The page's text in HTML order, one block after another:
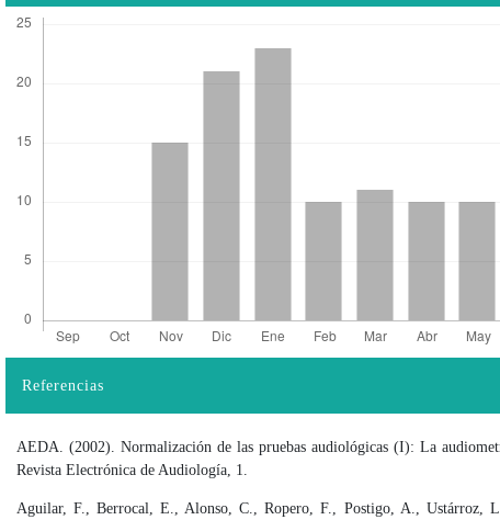
Referencias
AEDA. (2002). Normalización de las pruebas audiológicas (I): La
Revista Electrónica de Audiología, 1.
Aguilar, F., Berrocal, E., Alonso, C., Ropero, F., Postigo, A., Ustárroz,